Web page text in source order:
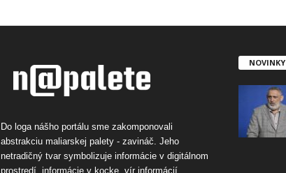
Do loga nášho portálu sme zakomponovali
abstrakciu maliarskej palety - zavináč. Jeho
netradičný tvar symbolizuje informácie v digitálnom
prostredí, informácie v kocke, vír informácií.
NOVINKY